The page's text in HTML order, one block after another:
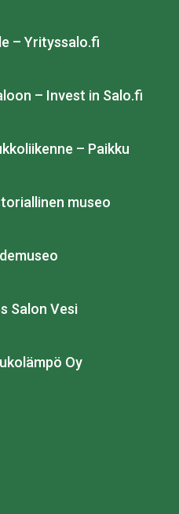
– Yrityssalo.fi
– Invest in Salo.fi
– Paikku
museo
Salon Vesi
Oy